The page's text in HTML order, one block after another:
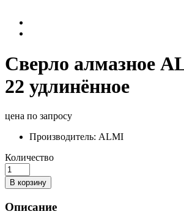
Сверло алмазное
22 удлинённое
цена по запросу
Производитель: ALMI
Количество
В корзину
Описание